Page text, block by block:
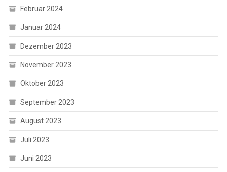
Februar 2024
Januar 2024
Dezember 2023
November 2023
Oktober 2023
September 2023
August 2023
Juli 2023
Juni 2023